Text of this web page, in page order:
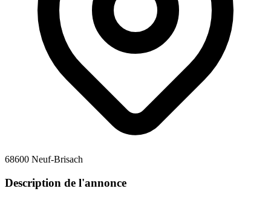
68600 Neuf-Brisach
Description de l'annonce